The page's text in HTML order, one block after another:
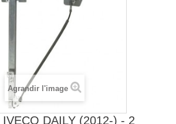
Agrandir l'image
DAILY (2012-) - 2